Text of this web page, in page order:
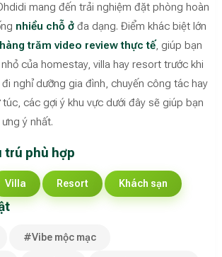
mang đến trải nghiệm đặt phòng hoàn
nhiều chỗ ở đa dạng. Điểm khác biệt lớn
hàng trăm video review thực tế, giúp bạn
của homestay, villa hay resort trước khi
nghỉ dưỡng gia đình, chuyến công tác hay
các gợi ý khu vực dưới đây sẽ giúp bạn
ý nhất.
trú phù hợp
Villa Resort Khách sạn
#Vibe mộc mạc